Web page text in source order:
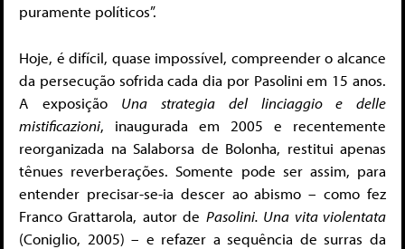
puramente políticos”.
Hoje, é difícil, quase impossível, compreender o alcance
da persecução sofrida cada dia por Pasolini em 15 anos.
A exposição Una strategia del linciaggio e delle
mistificazioni, inaugurada em 2005 e recentemente
reorganizada na Salaborsa de Bolonha, restitui apenas
tênues reverberações. Somente pode ser assim, para
entender precisar-se-ia descer ao abismo – como fez
Franco Grattarola, autor de Pasolini. Una vita violentata
(Coniglio, 2005) – e refazer a sequência de surras da